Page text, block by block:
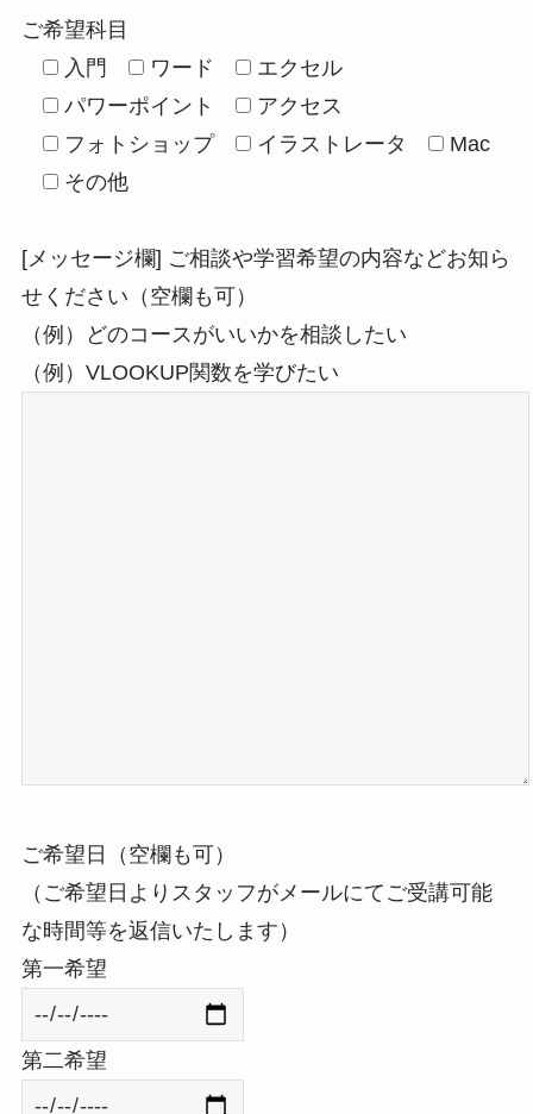
ご希望科目
入門
ワード
エクセル
パワーポイント
アクセス
フォトショップ
イラストレータ
Mac
その他
[メッセージ欄] ご相談や学習希望の内容などお知ら
せください（空欄も可）
（例）どのコースがいいかを相談したい
（例）VLOOKUP関数を学びたい
ご希望日（空欄も可）
（ご希望日よりスタッフがメールにてご受講可能
な時間等を返信いたします）
第一希望
第二希望